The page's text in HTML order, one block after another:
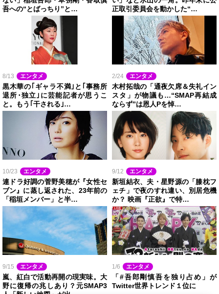
吾への“とばっちり”と…
正取引委員会を動かした“…
8/13 エンタメ
黒木華の｢ギャラ不満｣と｢事務所
退所･独立｣に芸能記者が思うこ
と。もう｢干される｣…
2/24 エンタメ
木村拓哉の「通夜欠席＆失礼イン
スタ」が物議も…“SMAP再結成
ならず”は恩人Pを悼…
10/23 エンタメ
連ドラ好調の菅野美穂が『女性セ
ブン』に蒸し返された、23年前の
「稲垣メンバー」と半…
9/12 エンタメ
新垣結衣、夫・星野源の「膝枕フ
ェチ」で夜のすれ違い、別居危機
か？ 映画『正欲』で特…
9/15 エンタメ
嵐、紅白で活動再開の現実味。大
野に復帰の兆しあり？元SMAP3
1/6 エンタメ
「#吾郎剛慎吾を独り占め」が
Twitter世界トレンド１位に